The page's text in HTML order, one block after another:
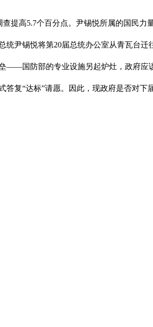
提高5.7个百分点。尹锡悦所属的国民力
尹锡悦将第20届总统办公室从青瓦台
国防部的专业设施另起炉灶，政府应
复“达标”请愿。因此，现政府是否对下